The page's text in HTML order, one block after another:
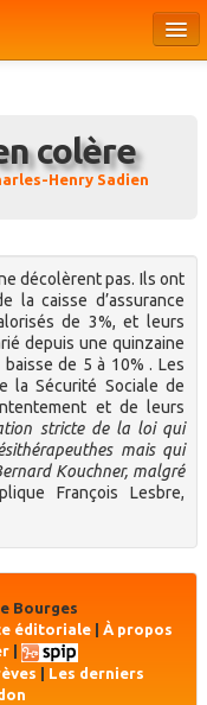
colère
Henry Sadien
décolèrent pas. Ils ont
la caisse d’assurance
de 3%, et leurs
depuis une quinzaine
baisse de 5 à 10% . Les
la Sécurité Sociale de
et de leurs
stricte de la loi qui
mais qui
Kouchner, malgré
François Lesbre,
Bourges
éditoriale
À propos
|
| Les derniers